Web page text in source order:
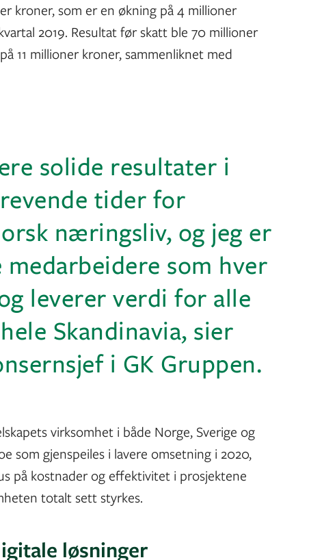
kroner, som er en økning på 4 millioner
2019. Resultat før skatt ble 70 millioner
11 millioner kroner, sammenliknet med
solide resultater i
tider for
næringsliv, og jeg er
som hver
leverer verdi for alle
Skandinavia, sier
i GK Gruppen.
virksomhet i både Norge, Sverige og
som gjenspeiles i lavere omsetning i 2020,
på kostnader og effektivitet i prosjektene
totalt sett styrkes.
løsninger